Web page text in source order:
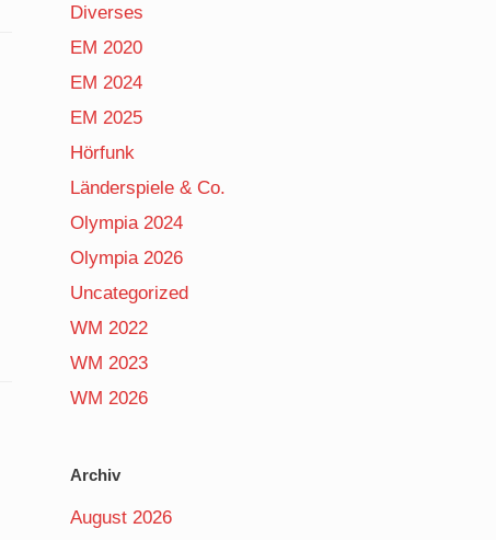
Diverses
EM 2020
EM 2024
EM 2025
Hörfunk
Länderspiele & Co.
Olympia 2024
Olympia 2026
Uncategorized
WM 2022
WM 2023
WM 2026
Archiv
August 2026